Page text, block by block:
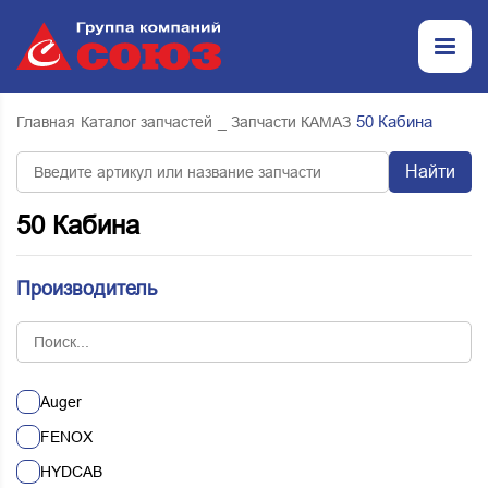
Главная Каталог запчастей _ Запчасти КАМАЗ 50 Кабина
Найти
50 Кабина
Производитель
Auger
FENOX
HYDCAB